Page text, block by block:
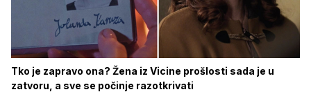
Tko je zapravo ona? Žena iz Vicine prošlosti sada je u
zatvoru, a sve se počinje razotkrivati